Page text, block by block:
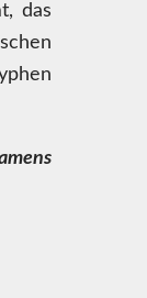
das